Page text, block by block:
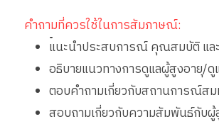
คำถามที่ควรใช้ในการสัมภาษณ์:
•
แนะนำประสบการณ์ คุณสมบัติ แล
อธิบายแนวทางการดูแลผู้สูงอายุ/
ตอบคำถามเกี่ยวกับสถานการณ์ส
สอบถามเกี่ยวกับความสัมพันธ์กับผู้